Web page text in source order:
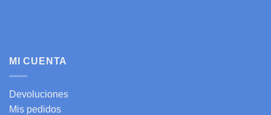
MI CUENTA
Devoluciones
Mis pedidos